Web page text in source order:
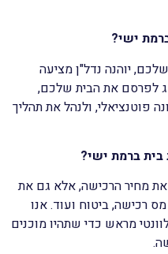
יוהנה נדל"ן מציעה
לפרסם את הבית שלכם,
פוטנציאלי, ולנהל את תהליך
את מחיר הרכישה, אלא גם את
מס רכישה, ביטוח ועוד. אנו
מראש כדי שתהיו מוכנים